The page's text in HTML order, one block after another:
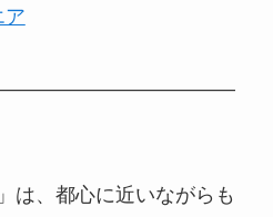
ア
は、都心に近いながらも